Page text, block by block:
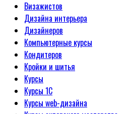
Визажистов
Дизайна интерьера
Дизайнеров
Компьютерные курсы
Кондитеров
Кройки и шитья
Курсы
Курсы 1С
Курсы web-дизайна